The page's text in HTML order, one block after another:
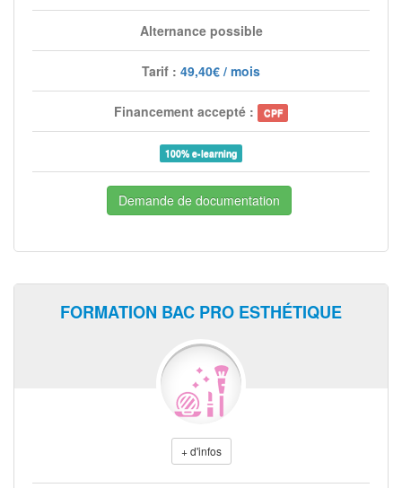
Alternance possible
Tarif : 49,40€ / mois
Financement accepté : CPF
100% e-learning
Demande de documentation
FORMATION BAC PRO ESTHÉTIQUE
+ d'infos